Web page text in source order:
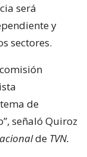
será
y
sectores.
de
señaló Quiroz
de TVN.